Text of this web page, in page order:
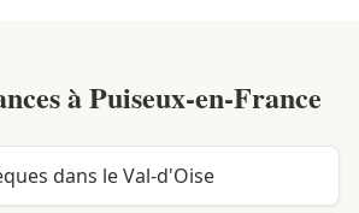
àPuiseux-en-France
dans le Val-d'Oise